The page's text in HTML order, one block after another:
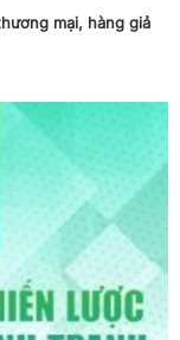
giả
Phân cấp,